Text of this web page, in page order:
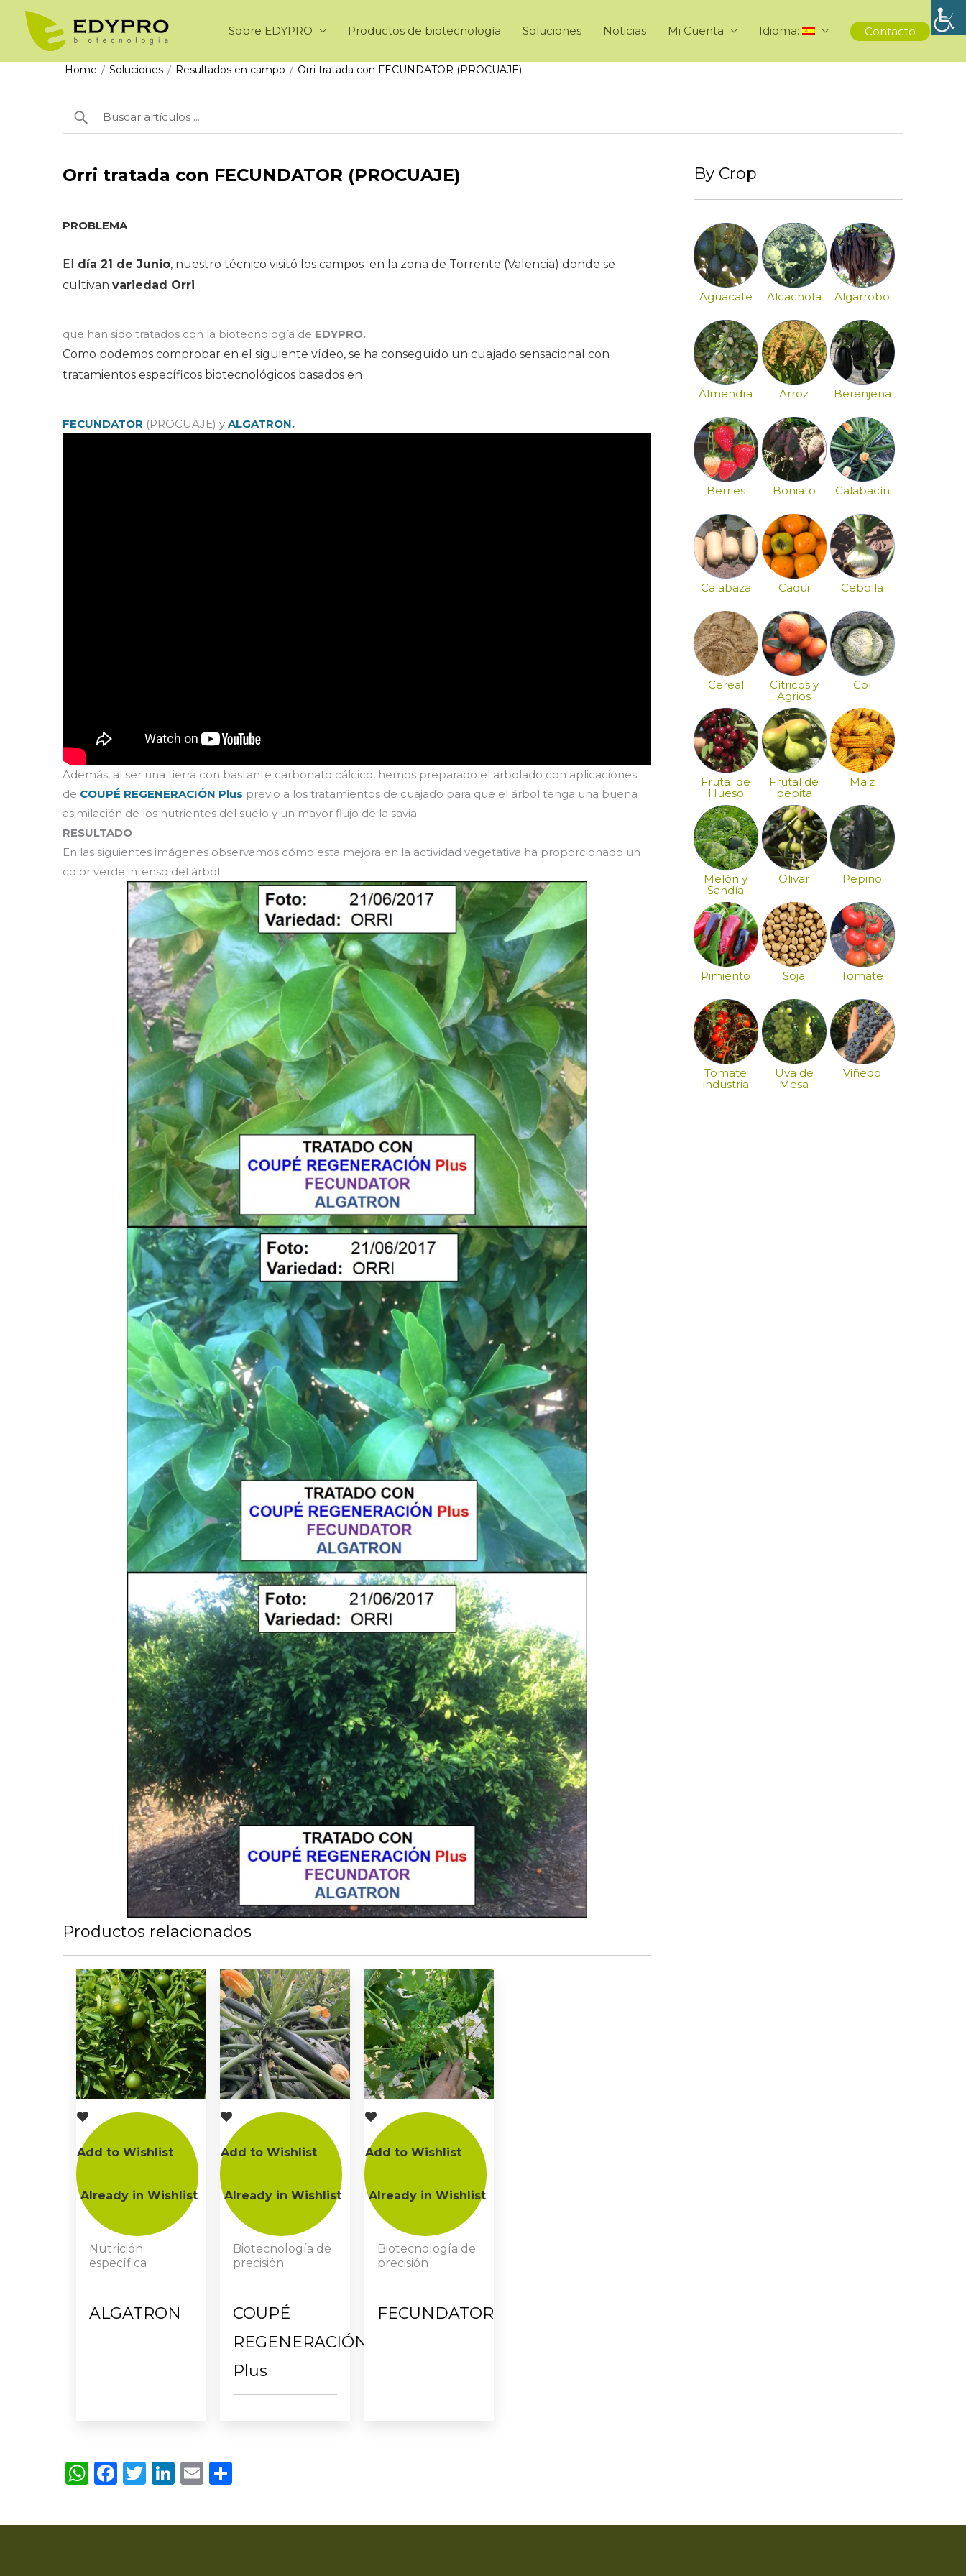
contenido
Sobre EDYPRO Productos de biotecnología Soluciones Noticias Mi Cuenta Idioma: Contacto
Home / Soluciones / Resultados en campo / Orri tratada con FECUNDATOR (PROCUAJE)
Orri tratada con FECUNDATOR (PROCUAJE)
PROBLEMA
El día 21 de Junio, nuestro técnico visitó los campos en la zona de Torrente (Valencia) donde se
cultivan variedad Orri
que han sido tratados con la biotecnología de EDYPRO.
Como podemos comprobar en el siguiente vídeo, se ha conseguido un cuajado sensacional con
tratamientos específicos biotecnológicos basados en
FECUNDATOR (PROCUAJE) y ALGATRON.
Además, al ser una tierra con bastante carbonato cálcico, hemos preparado el arbolado con aplicaciones
de COUPÉ REGENERACIÓN Plus previo a los tratamientos de cuajado para que el árbol tenga una buena
asimilación de los nutrientes del suelo y un mayor flujo de la savia.
RESULTADO
En las siguientes imágenes observamos cómo esta mejora en la actividad vegetativa ha proporcionado un
color verde intenso del árbol.
Productos relacionados
Add to Wishlist
Already in Wishlist
Nutrición
específica
ALGATRON
Add to Wishlist
Already in Wishlist
Biotecnología de
precisión
COUPÉ
REGENERACIÓN
Plus
Add to Wishlist
Already in Wishlist
Biotecnología de
precisión
FECUNDATOR
WhatsApp
Facebook
TwitterLinkedIn
EmailCompartir
By Crop
Aguacate Alcachofa Algarrobo
Almendra Arroz Berenjena
Berries Boniato Calabacín
Calabaza Caqui Cebolla
Cereal
Cítricos y
Agrios
Col
Frutal de
Hueso
Frutal de
pepita
Maiz
Melón y
Sandía
Olivar Pepino
Pimiento Soja Tomate
Tomate
industria
Uva de
Mesa
Viñedo